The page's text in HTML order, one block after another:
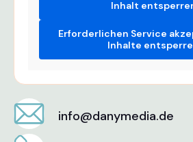
Inhalt
Erforderlichen Service
Inhalte
info@danymedia.de